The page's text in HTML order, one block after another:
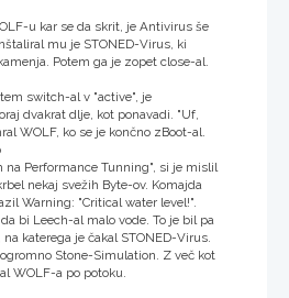
u kar se da skrit, je Antivirus še
mu je STONED-Virus, ki
Potem ga je zopet close-al.
switch-al v "active", je
dvakrat dlje, kot ponavadi. "Uf,
WOLF, ko se je končno zBoot-al.
na Performance Tunning", si je mislil
nekaj svežih Byte-ov. Komajda
Warning: "Critical water level!".
bi Leech-al malo vode. To je bil pa
katerega je čakal STONED-Virus.
Stone-Simulation. Z več kot
WOLF-a po potoku.